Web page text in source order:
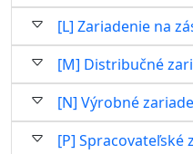
[L] Zariadenie na
[M] Distribučné
[N] Výrobné
[P] Spracovateľské